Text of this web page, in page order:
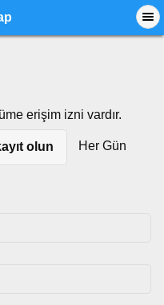
erişim izni vardır.
olun Her Gün